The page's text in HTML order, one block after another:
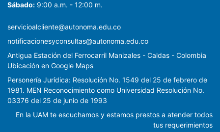
Sábado: 9:00 a.m. - 12:00 m.
servicioalcliente@autonoma.edu.co
notificacionesyconsultas@autonoma.edu.co
Antigua Estación del Ferrocarril Manizales - Caldas - Colombia
Ubicación en Google Maps
Personería Jurídica: Resolución No. 1549 del 25 de febrero de
1981. MEN Reconocimiento como Universidad Resolución No.
03376 del 25 de junio de 1993
En la UAM te escuchamos y estamos prestos a atender todos
tus requerimientos